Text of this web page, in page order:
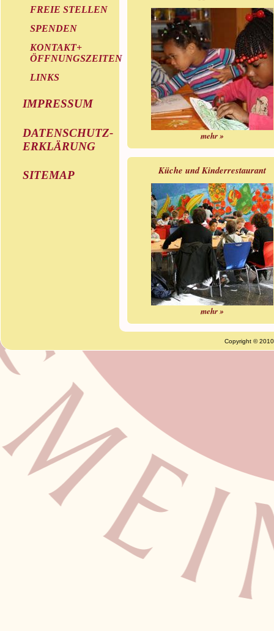
FREIE STELLEN
SPENDEN
KONTAKT+
ÖFFNUNGSZEITEN
LINKS
IMPRESSUM
DATENSCHUTZ-
ERKLÄRUNG
SITEMAP
mehr »
Küche und Kinderrestaurant
mehr »
Copyright ©